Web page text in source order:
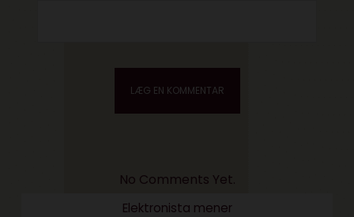
No Comments Yet.
Elektronista mener